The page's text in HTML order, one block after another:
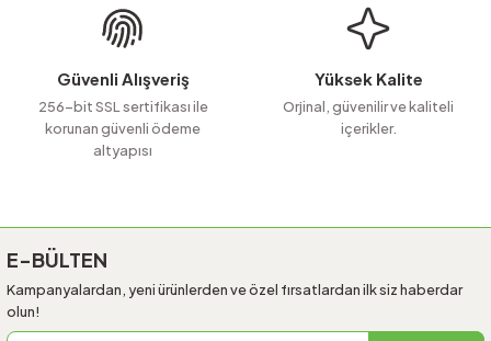
Ürün fiyatı diğer sitelerden daha pahalı.
Bu ürüne benzer farklı alternatifler olmalı.
Güvenli Alışveriş
256-bit SSL sertifikası ile
korunan güvenli ödeme
altyapısı
Yüksek Kalite
Orjinal, güvenilir ve kaliteli
içerikler.
E-BÜLTEN
Kampanyalardan, yeni ürünlerden ve özel fırsatlardan ilk siz haberdar
olun!